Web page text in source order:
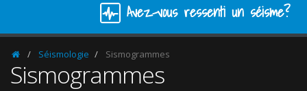
Avez-vous ressenti un séisme?
HomepageSéismologie Sismogrammes
Sismogrammes